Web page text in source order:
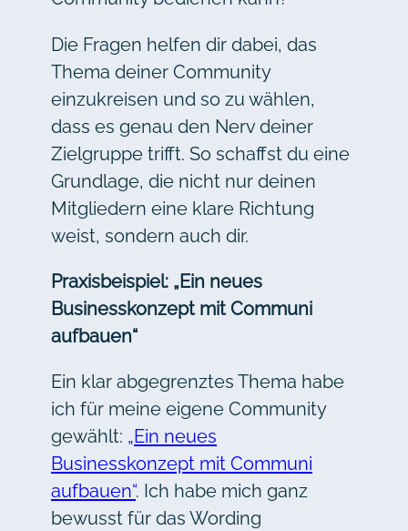
Die Fragen helfen dir dabei, das
Thema deiner Community
einzukreisen und so zu wählen,
dass es genau den Nerv deiner
Zielgruppe trifft. So schaffst du eine
Grundlage, die nicht nur deinen
Mitgliedern eine klare Richtung
weist, sondern auch dir.
Praxisbeispiel: „Ein neues
Businesskonzept mit Communi
aufbauen“
Ein klar abgegrenztes Thema habe
ich für meine eigene Community
gewählt: „Ein neues
Businesskonzept mit Communi
aufbauen“. Ich habe mich ganz
bewusst für das Wording